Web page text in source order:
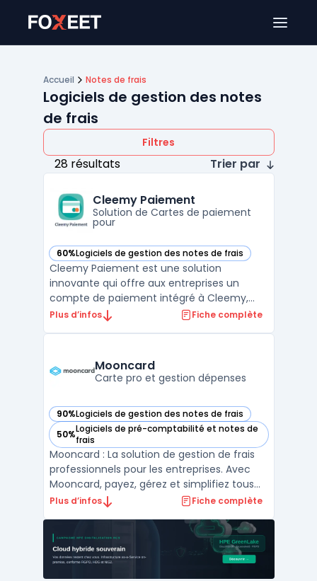
Accueil Notes de frais
Logiciels de gestion des notes
de frais
Filtres
28 résultats Trier par
Cleemy Paiement
Solution de Cartes de paiement
pour
60%Logiciels de gestion des notes de frais
— voir Cleemy Paiement dans cette catégorie
Cleemy Paiement est une solution
innovante qui offre aux entreprises un
compte de paiement intégré à Cleemy,
simplifiant ainsi la gestion des frais
moyens de paiement adaptés, tout en
garantissant une maîtrise totale ...
Plus d’infos Fiche complète
Mooncard
Carte pro et gestion dépenses
90%Logiciels de gestion des notes de frais
— voir Mooncard dans cette catégorie
50%Logiciels de pré-comptabilité et notes de
frais
— voir Mooncard dans cette catégorie
Mooncard : La solution de gestion de frais
professionnels pour les entreprises. Avec
Mooncard, payez, gérez et simplifiez tous
les frais professionnels de votre entreprise
cartes de paiement qui permettent aux
entreprises de centraliser tous leurs
paiements profes ...
Plus d’infos Fiche complète